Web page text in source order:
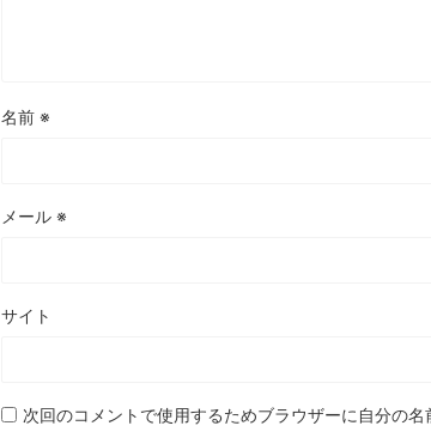
名前 ※
メール ※
サイト
次回のコメントで使用するためブラウザーに自分の名